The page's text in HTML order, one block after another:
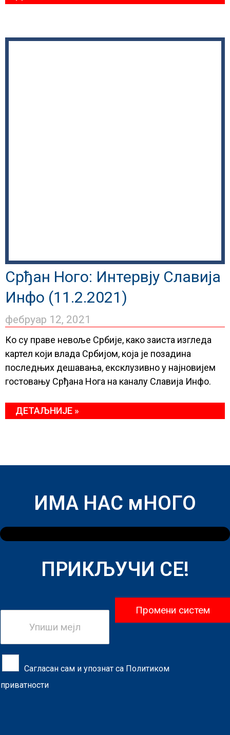
Срђан Ного: Интервју Славија
Инфо (11.2.2021)
фебруар 12, 2021
Ко су праве невоље Србије, како заиста изгледа
картел који влада Србијом, која је позадина
последњих дешавања, ексклузивно у најновијем
гостовању Срђана Нога на каналу Славија Инфо.
ДЕТАЉНИЈЕ »
ИМА НАС мНОГО
ПРИКЉУЧИ СЕ!
Сагласан сам и упознат са Политиком
приватности
Промени систем